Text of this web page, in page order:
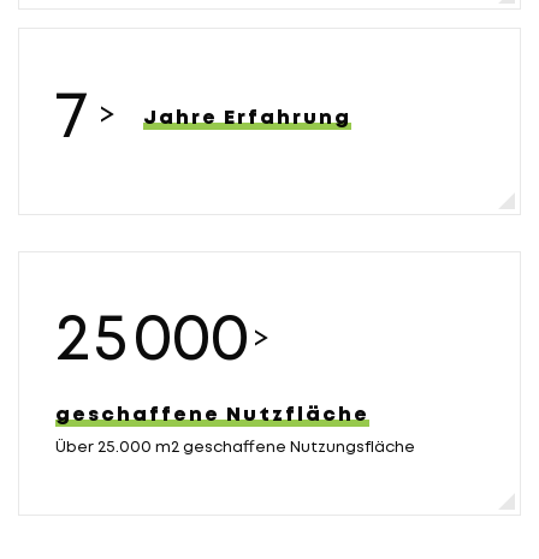
7 > Jahre Erfahrung
25000 >
geschaffene Nutzfläche
Über 25.000 m2 geschaffene Nutzungsfläche